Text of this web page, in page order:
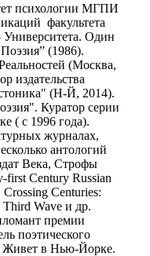
психологии МГПИ
факультета
Один
(1986).
(Москва,
издательства
(Н-Й, 2014).
Куратор серии
( с 1996 года).
журналах,
антологий
Века, Строфы
Century Russian
Centuries:
Third Wave и др.
премии
поэтического
Живет в Нью-Йорке.